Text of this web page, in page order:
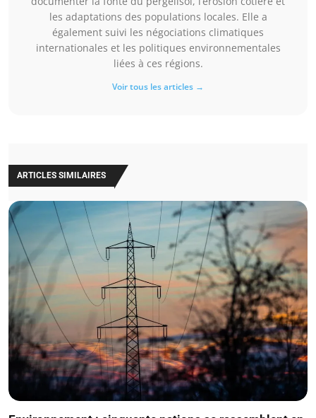
les adaptations des populations locales. Elle a
également suivi les négociations climatiques
internationales et les politiques environnementales
liées à ces régions.
Voir tous les articles →
ARTICLES SIMILAIRES